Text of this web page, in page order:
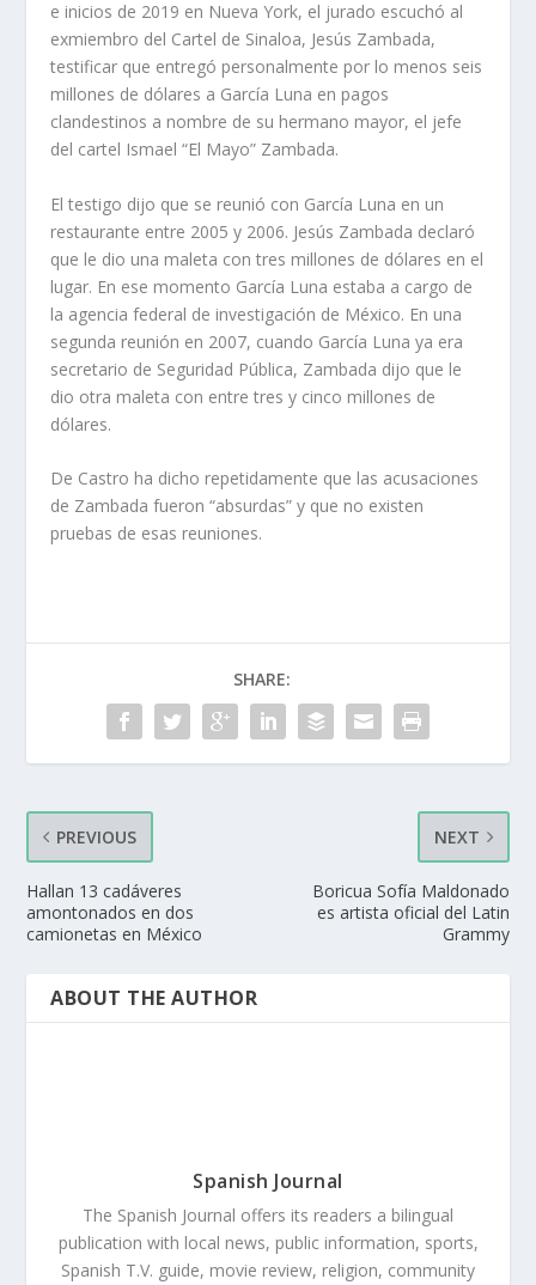
e inicios de 2019 en Nueva York, el jurado escuchó al
exmiembro del Cartel de Sinaloa, Jesús Zambada,
testificar que entregó personalmente por lo menos seis
millones de dólares a García Luna en pagos
clandestinos a nombre de su hermano mayor, el jefe
del cartel Ismael “El Mayo” Zambada.
El testigo dijo que se reunió con García Luna en un
restaurante entre 2005 y 2006. Jesús Zambada declaró
que le dio una maleta con tres millones de dólares en el
lugar. En ese momento García Luna estaba a cargo de
la agencia federal de investigación de México. En una
segunda reunión en 2007, cuando García Luna ya era
secretario de Seguridad Pública, Zambada dijo que le
dio otra maleta con entre tres y cinco millones de
dólares.
De Castro ha dicho repetidamente que las acusaciones
de Zambada fueron “absurdas” y que no existen
pruebas de esas reuniones.
SHARE:
PREVIOUS
Hallan 13 cadáveres
amontonados en dos
camionetas en México
NEXT
Boricua Sofía Maldonado
es artista oficial del Latin
Grammy
ABOUT THE AUTHOR
Spanish Journal
The Spanish Journal offers its readers a bilingual
publication with local news, public information, sports,
Spanish T.V. guide, movie review, religion, community